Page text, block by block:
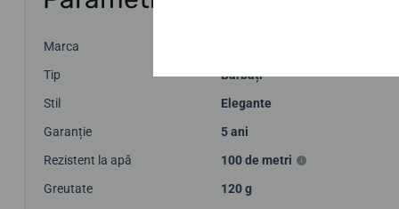
Marca
Tip
Bărbați
Stil
Elegante
Garanție
5 ani
Rezistent la apă
100 de metri
Greutate
120 g